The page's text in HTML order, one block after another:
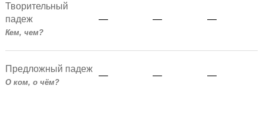
Творительный
падеж
Кем, чем?
— — —
Предложный падеж
О ком, о чём?
— — —